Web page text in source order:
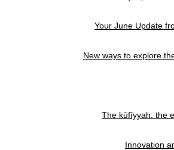
Your June Update
New ways to explore
The kūfīyyah: the